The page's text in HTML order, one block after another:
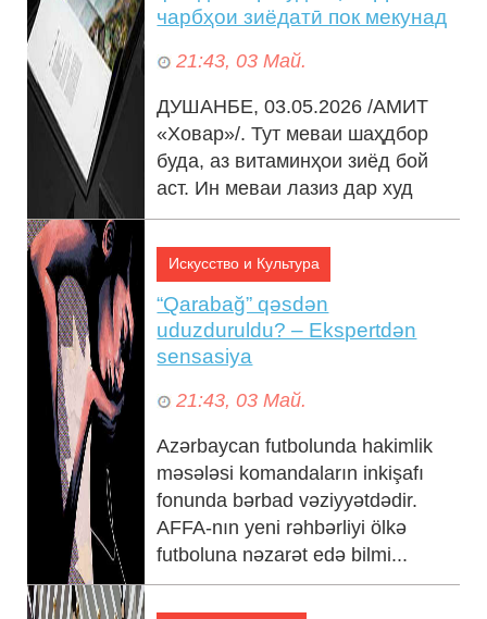
чарбҳои зиёдатӣ пок мекунад
21:43, 03 Май.
ДУШАНБЕ, 03.05.2026 /АМИТ
«Ховар»/. Тут меваи шаҳдбор
буда, аз витаминҳои зиёд бой
аст. Ин меваи лазиз дар худ
калсий, магний, оҳан ва дигар
элементҳ...
Искусство и Культура
“Qarabağ” qəsdən
uduzduruldu? – Ekspertdən
sensasiya
21:43, 03 Май.
Azərbaycan futbolunda hakimlik
məsələsi komandaların inkişafı
fonunda bərbad vəziyyətdədir.
AFFA-nın yeni rəhbərliyi ölkə
futboluna nəzarət edə bilmi...